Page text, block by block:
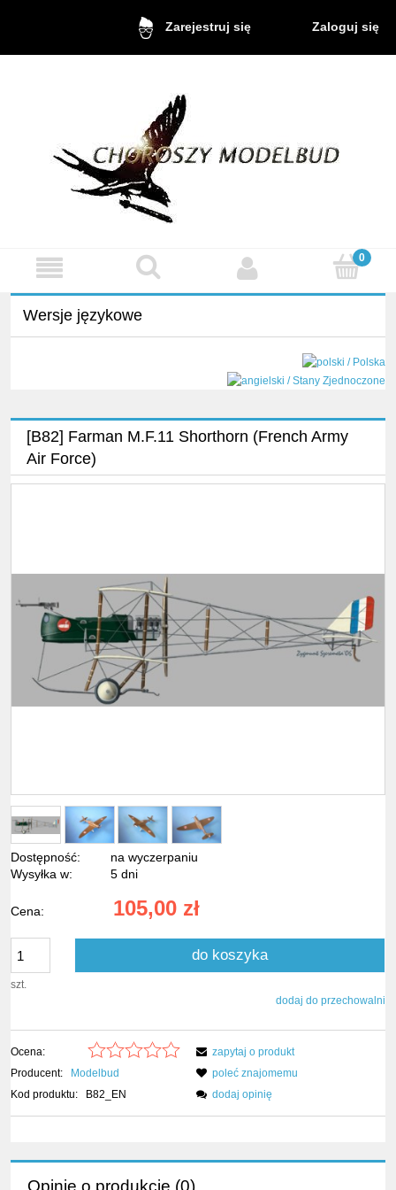
Zarejestruj się Zaloguj się
Wersje językowe
[B82] Farman M.F.11 Shorthorn (French Army
Air Force)
Dostępność:
na wyczerpaniu
Wysyłka w:
5 dni
Cena: 105,00 zł
szt.
do koszyka
dodaj do przechowalni
Ocena:
Producent:
Modelbud
Kod produktu:
B82_EN
zapytaj o produkt
poleć znajomemu
dodaj opinię